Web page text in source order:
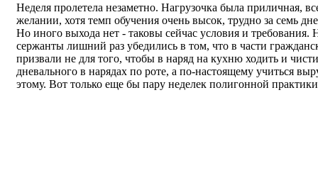
Неделя пролетела незаметно. Нагрузочка была приличная,
желании, хотя темп обучения очень высок, трудно за семь
Но иного выхода нет - таковы сейчас условия и
сержанты лишний раз убедились в том, что в части
призвали не для того, чтобы в наряд на кухню ходить и
дневального в нарядах по роте, а по-настоящему учиться
этому. Вот только еще бы пару неделек полигонной